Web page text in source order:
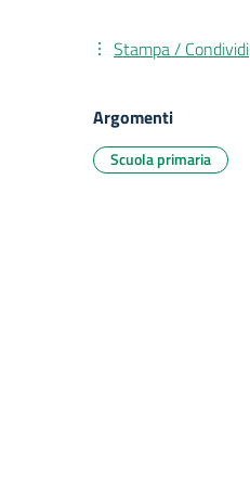
Stampa / Condividi
Argomenti
Scuola primaria